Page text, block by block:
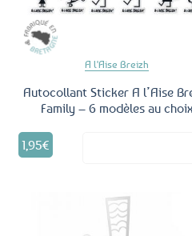
A l'Aise Breizh
Autocollant Sticker A l’Aise
Family – 6 modèles au choix
1,95€
Ce